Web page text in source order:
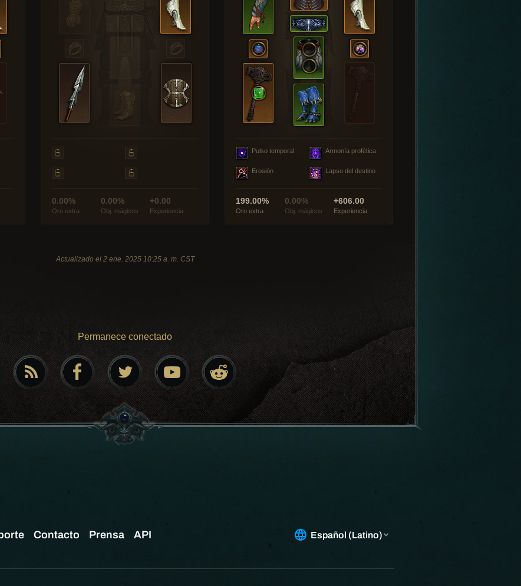
0.00%
Oro extra
0.00%
Obj. mágicos
+0.00
Experiencia
Pulso temporal Armonía profética
Erosión Lapso del destino
199.00%
Oro extra
0.00%
Obj. mágicos
+606.00
Experiencia
Actualizado el 2 ene. 2025 10:25 a. m. CST
Permanece conectado